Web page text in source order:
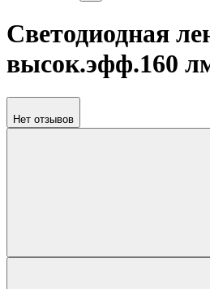
Светодиодная
высок.эфф.160
Нет отзывов